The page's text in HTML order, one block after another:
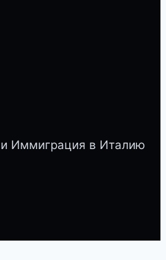
Иммиграция в Италию